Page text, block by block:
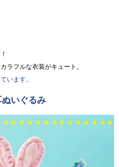
ラフルな衣装がキュート。
います。
いぐるみ